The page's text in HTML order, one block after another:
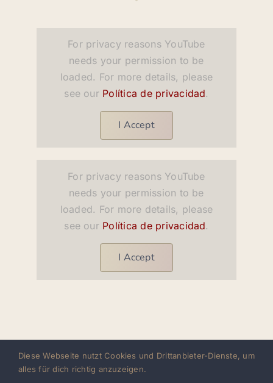
For privacy reasons YouTube
needs your permission to be
loaded. For more details, please
see our Política de privacidad.
I Accept
For privacy reasons YouTube
needs your permission to be
loaded. For more details, please
see our Política de privacidad.
I Accept
Diese Webseite nutzt Cookies und Drittanbieter-Dienste, um
alles für dich richtig anzuzeigen.